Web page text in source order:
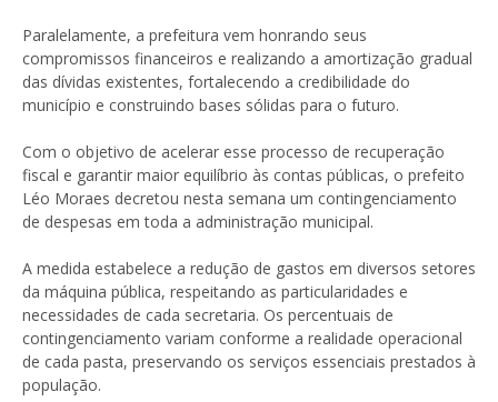
Paralelamente, a prefeitura vem honrando seus
compromissos financeiros e realizando a amortização gradual
das dívidas existentes, fortalecendo a credibilidade do
município e construindo bases sólidas para o futuro.
Com o objetivo de acelerar esse processo de recuperação
fiscal e garantir maior equilíbrio às contas públicas, o prefeito
Léo Moraes decretou nesta semana um contingenciamento
de despesas em toda a administração municipal.
A medida estabelece a redução de gastos em diversos setores
da máquina pública, respeitando as particularidades e
necessidades de cada secretaria. Os percentuais de
contingenciamento variam conforme a realidade operacional
de cada pasta, preservando os serviços essenciais prestados à
população.